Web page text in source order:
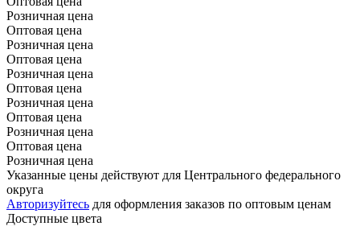
Розничная цена
Оптовая цена
Розничная цена
Оптовая цена
Розничная цена
Оптовая цена
Розничная цена
Оптовая цена
Розничная цена
Оптовая цена
Розничная цена
Указанные цены действуют для Центрального федерального
округа
Авторизуйтесь для оформления заказов по оптовым ценам
Доступные цвета